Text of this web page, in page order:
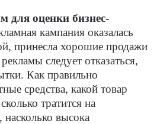
оценки бизнес-
кампания оказалась
принесла хорошие продажи
следует отказаться,
Как правильно
средства, какой товар
тратится на
насколько высока